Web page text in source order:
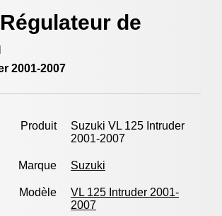
de
2001-2007
Produit
Suzuki VL 125 Intruder
2001-2007
Marque Suzuki
Modèle
VL 125 Intruder 2001-
2007